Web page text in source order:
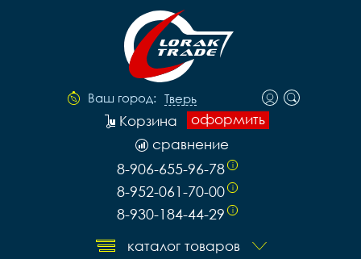
Ваш город: Тверь
оформить
Корзина
сравнение
8-906-655-96-78 i
8-952-061-70-00 i
8-930-184-44-29 i
каталог товаров